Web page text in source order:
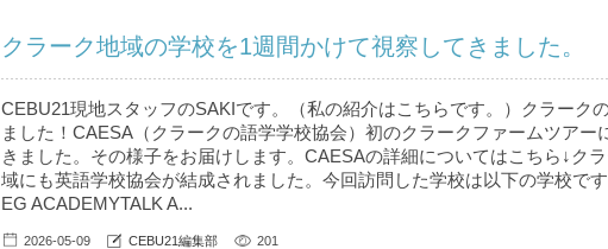
クラーク地域の学校を1週間かけて視察してきました。
CEBU21現地スタッフのSAKIです。（私の紹介はこちら です。）クラーク
ました！CAESA（クラークの語学学校協会）初のクラークファームツアー
きました。その様子をお届けします。CAESAの詳細についてはこちら↓ク
域にも英語学校協会が結成されました。今回訪問した学校は以下の学校で
EG ACADEMYTALK A...
2026-05-09 CEBU21編集部 201